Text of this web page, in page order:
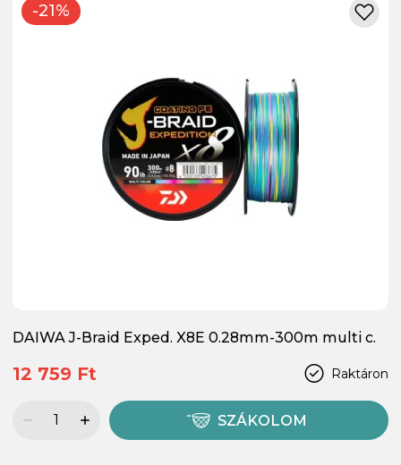
-21%
DAIWA J-Braid Exped. X8E 0.28mm-300m multi c.
Raktáron
12 759 Ft
SZÁKOLOM